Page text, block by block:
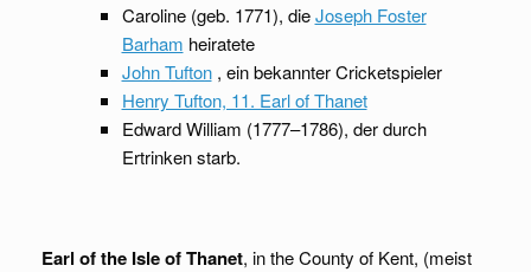
Caroline (geb. 1771), dieJoseph Foster
Barham heiratete
John Tufton, ein bekannter Cricketspieler
Henry Tufton, 11. Earl of Thanet
Edward William (1777–1786), der durch
Ertrinken starb.
Earl of the Isle of Thanet, in the County of Kent, (meist